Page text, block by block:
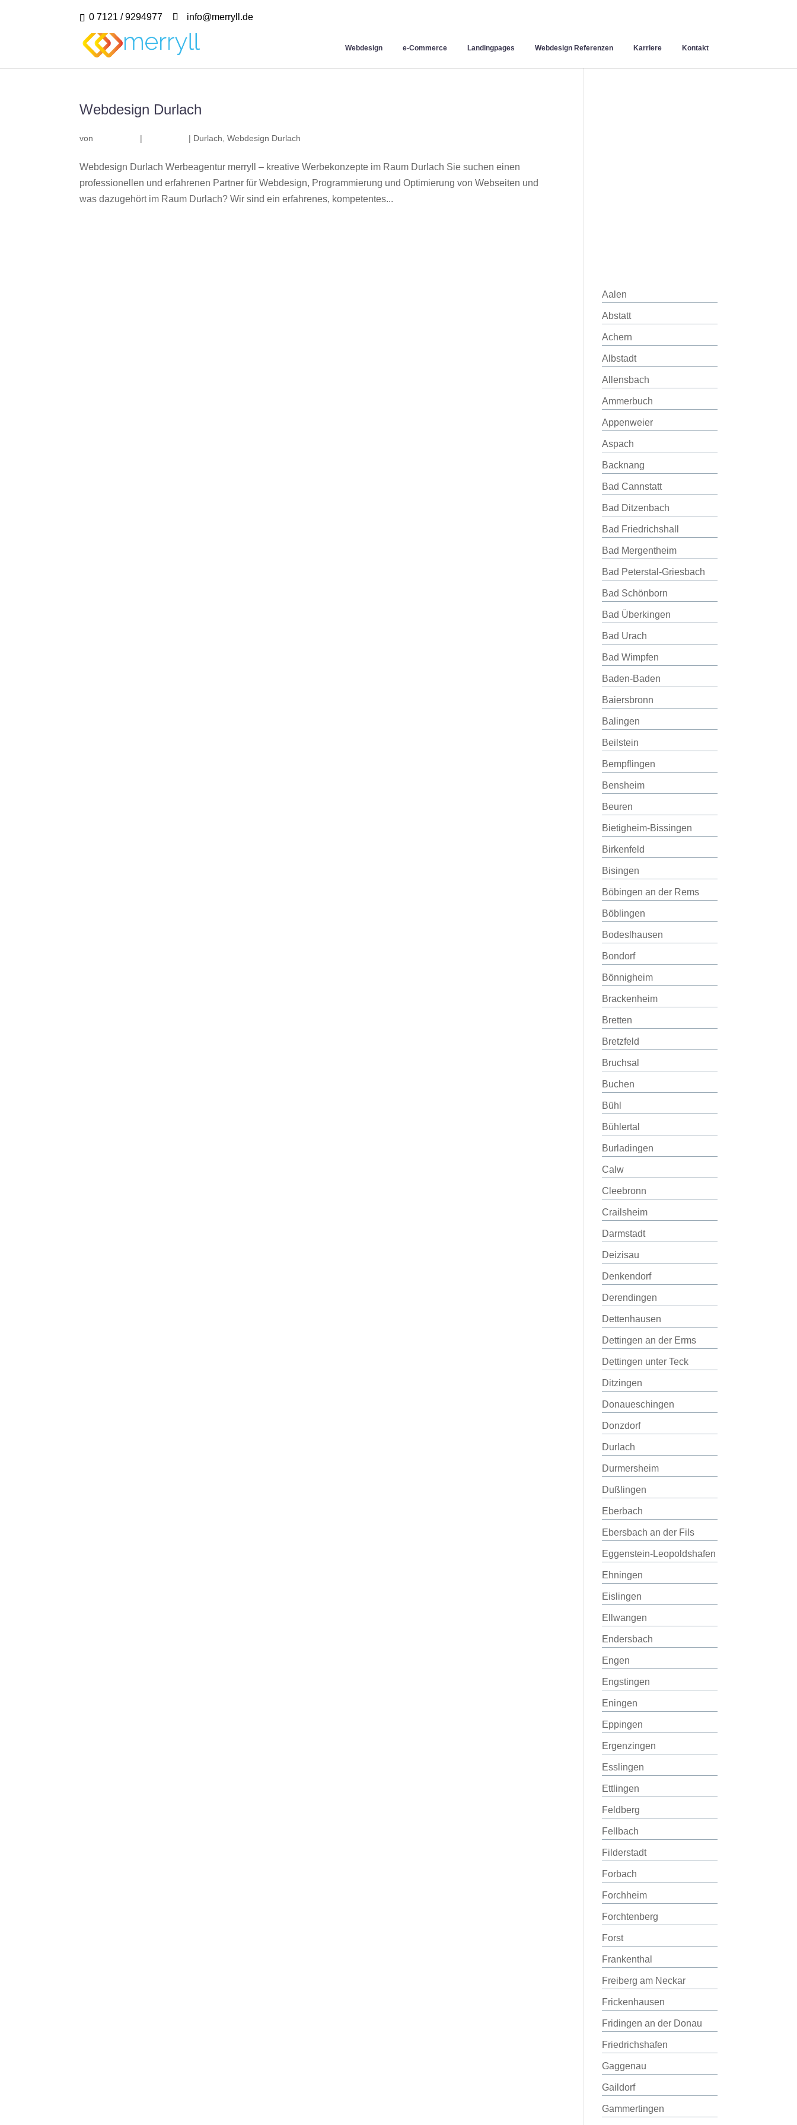
0 7121 / 9294977 info@merryll.de
Webdesign e-Commerce Landingpages Webdesign Referenzen Karriere Kontakt
Webdesign Durlach
von | | Durlach ,Webdesign Durlach
Webdesign Durlach Werbeagentur merryll – kreative Werbekonzepte im Raum Durlach Sie suchen einen
professionellen und erfahrenen Partner für Webdesign, Programmierung und Optimierung von Webseiten und
was dazugehört im Raum Durlach? Wir sind ein erfahrenes, kompetentes...
Aalen
Abstatt
Achern
Albstadt
Allensbach
Ammerbuch
Appenweier
Aspach
Backnang
Bad Cannstatt
Bad Ditzenbach
Bad Friedrichshall
Bad Mergentheim
Bad Peterstal-Griesbach
Bad Schönborn
Bad Überkingen
Bad Urach
Bad Wimpfen
Baden-Baden
Baiersbronn
Balingen
Beilstein
Bempflingen
Bensheim
Beuren
Bietigheim-Bissingen
Birkenfeld
Bisingen
Böbingen an der Rems
Böblingen
Bodeslhausen
Bondorf
Bönnigheim
Brackenheim
Bretten
Bretzfeld
Bruchsal
Buchen
Bühl
Bühlertal
Burladingen
Calw
Cleebronn
Crailsheim
Darmstadt
Deizisau
Denkendorf
Derendingen
Dettenhausen
Dettingen an der Erms
Dettingen unter Teck
Ditzingen
Donaueschingen
Donzdorf
Durlach
Durmersheim
Dußlingen
Eberbach
Ebersbach an der Fils
Eggenstein-Leopoldshafen
Ehningen
Eislingen
Ellwangen
Endersbach
Engen
Engstingen
Eningen
Eppingen
Ergenzingen
Esslingen
Ettlingen
Feldberg
Fellbach
Filderstadt
Forbach
Forchheim
Forchtenberg
Forst
Frankenthal
Freiberg am Neckar
Frickenhausen
Fridingen an der Donau
Friedrichshafen
Gaggenau
Gaildorf
Gammertingen